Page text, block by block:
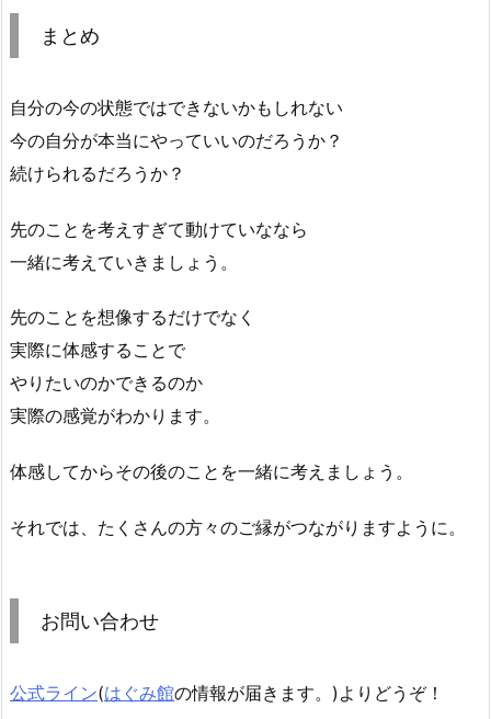
まとめ
自分の今の状態ではできないかもしれない
今の自分が本当にやっていいのだろうか？
続けられるだろうか？
先のことを考えすぎて動けていななら
一緒に考えていきましょう。
先のことを想像するだけでなく
実際に体感することで
やりたいのかできるのか
実際の感覚がわかります。
体感してからその後のことを一緒に考えましょう。
それでは、たくさんの方々のご縁がつながりますように。
お問い合わせ
公式ライン(はぐみ館の情報が届きます。)よりどうぞ！